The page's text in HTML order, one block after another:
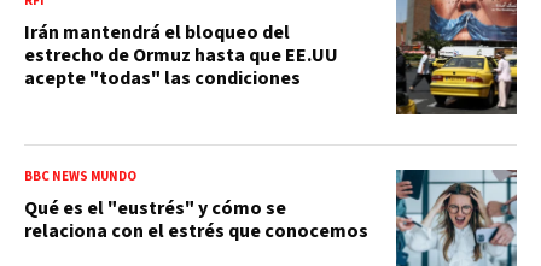
Irán mantendrá el bloqueo del
estrecho de Ormuz hasta que EE.UU
acepte "todas" las condiciones
BBC NEWS MUNDO
Qué es el "eustrés" y cómo se
relaciona con el estrés que conocemos